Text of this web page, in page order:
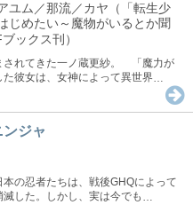
ユム／那流／カヤ（「転生少
じめたい～魔物がいるとか聞
ックス刊）
されてきた一ノ蔵更紗。 「魔力が
彼女は、女神によって異世界…
ジャ
の忍者たちは、戦後GHQによって
した。しかし、実は今でも …